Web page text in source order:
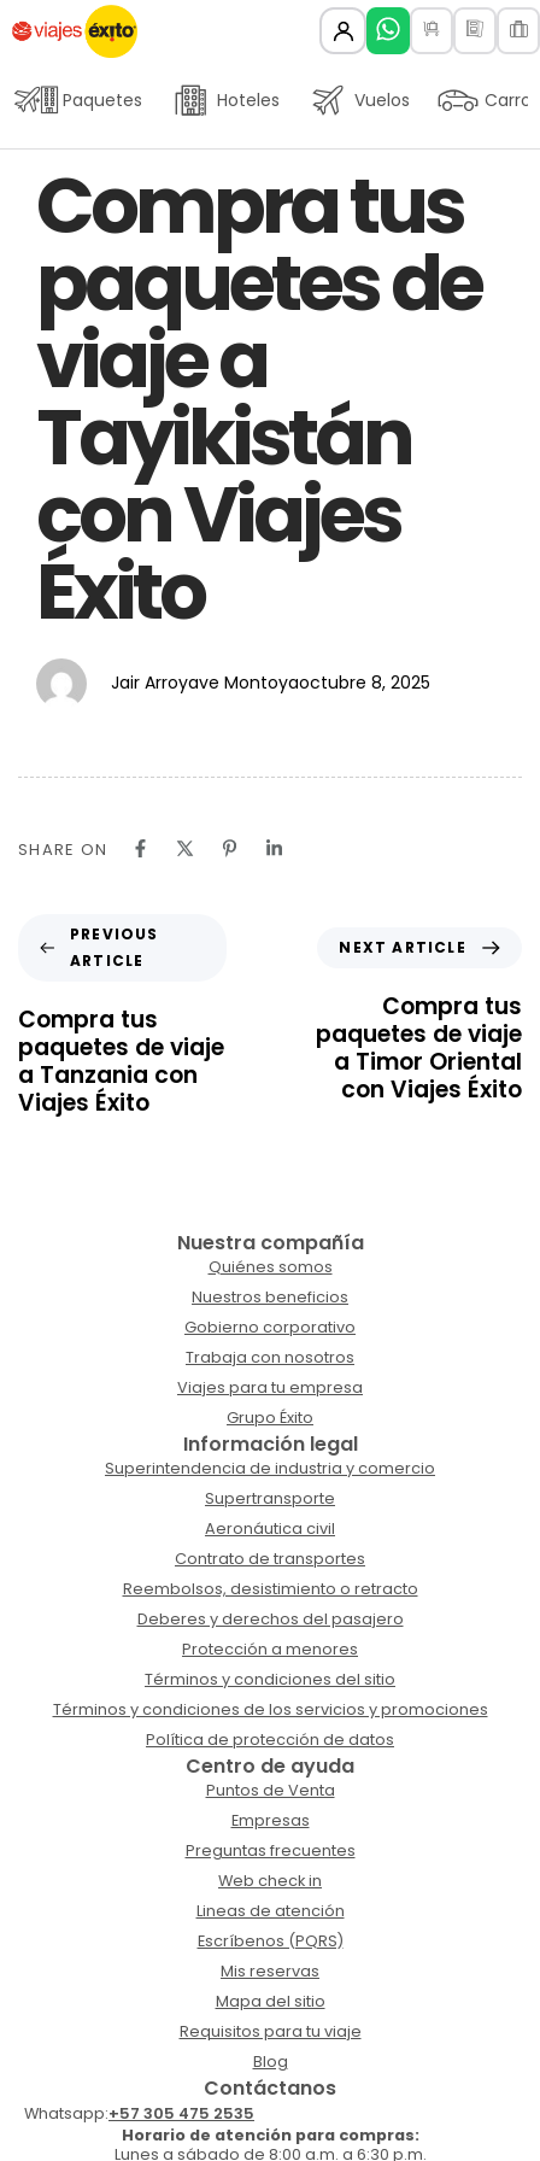
Paquetes Hoteles Vuelos Carros
IN:
Compra tus
paquetes de
viaje a
Tayikistán
con Viajes
Éxito
Jair Arroyave Montoya
on:
octubre 8, 2025
SHARE ON
PREVIOUS
ARTICLE
Compra tus
paquetes de viaje
a Tanzania con
Viajes Éxito
NEXT ARTICLE
Compra tus
paquetes de viaje
a Timor Oriental
con Viajes Éxito
Nuestra compañía
Quiénes somos
Nuestros beneficios
Gobierno corporativo
Trabaja con nosotros
Viajes para tu empresa
Grupo Éxito
Información legal
Superintendencia de industria y comercio
Supertransporte
Aeronáutica civil
Contrato de transportes
Reembolsos, desistimiento o retracto
Deberes y derechos del pasajero
Protección a menores
Términos y condiciones del sitio
Términos y condiciones de los servicios y promociones
Política de protección de datos
Centro de ayuda
Puntos de Venta
Empresas
Preguntas frecuentes
Web check in
Lineas de atención
Escríbenos (PQRS)
Mis reservas
Mapa del sitio
Requisitos para tu viaje
Blog
Contáctanos
Whatsapp:+57 305 475 2535
Horario de atención para compras:
Lunes a sábado de 8:00 a.m. a 6:30 p.m.